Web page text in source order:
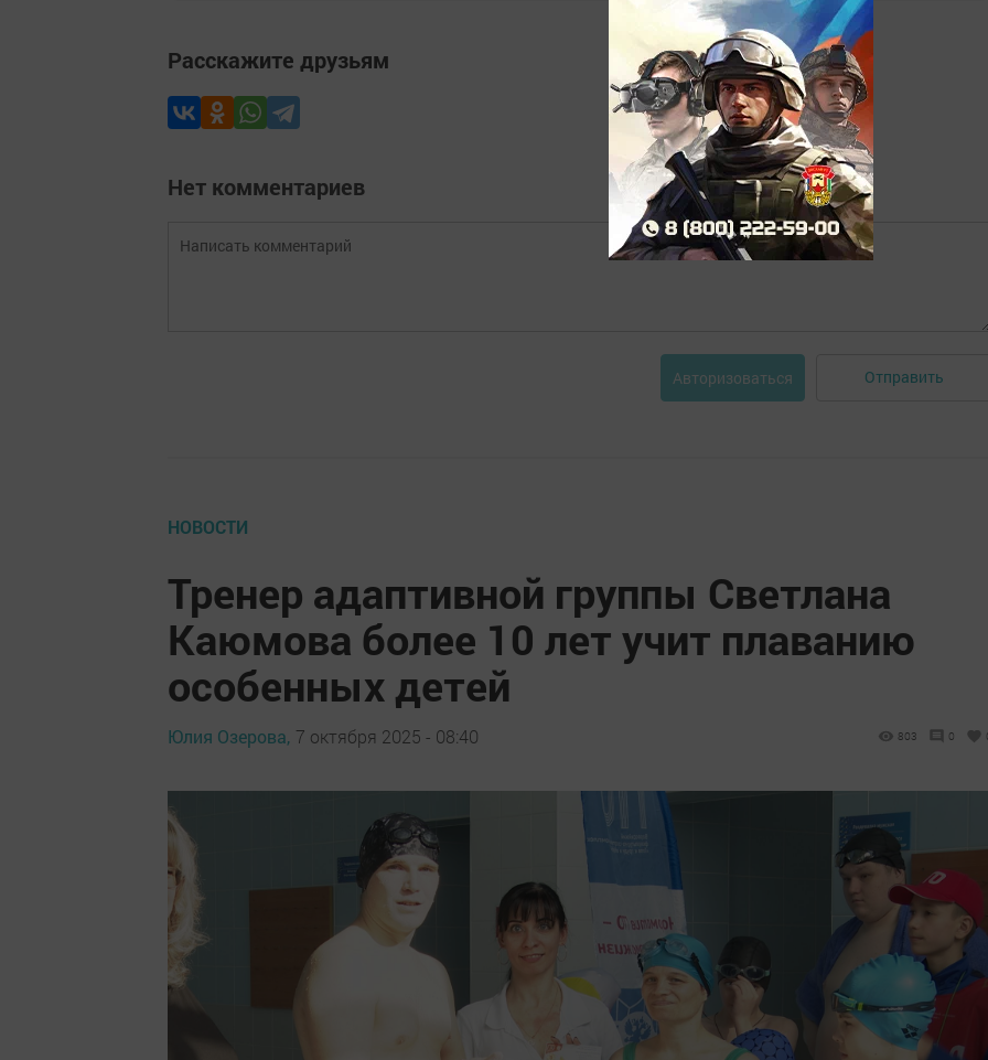
Расскажите друзьям
Нет комментариев
Авторизоваться Отправить
НОВОСТИ
Тренер адаптивной группы Светлана
Каюмова более 10 лет учит плаванию
особенных детей
Юлия Озерова, 7 октября 2025 - 08:40 803 0